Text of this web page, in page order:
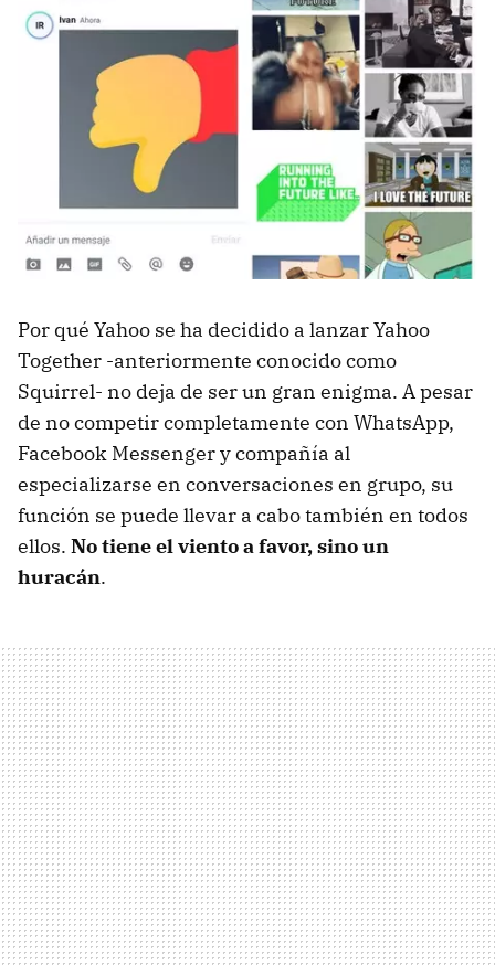
Por qué Yahoo se ha decidido a lanzar Yahoo
Together -anteriormente conocido como
Squirrel- no deja de ser un gran enigma. A pesar
de no competir completamente con WhatsApp,
Facebook Messenger y compañía al
especializarse en conversaciones en grupo, su
función se puede llevar a cabo también en todos
ellos. No tiene el viento a favor, sino un
huracán.